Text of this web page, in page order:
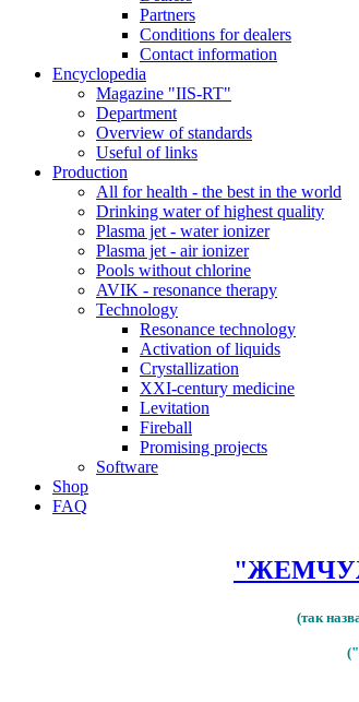
Partners
Conditions for dealers
Contact information
Encyclopedia
Magazine "IIS-RT"
Department
Overview of standards
Useful of links
Production
All for health - the best in the world
Drinking water of highest quality
Plasma jet - water ionizer
Plasma jet - air ionizer
Pools without chlorine
AVIK - resonance therapy
Technology
Resonance technology
Activation of liquids
Crystallization
XXI-century medicine
Levitation
Fireball
Promising projects
Software
Shop
FAQ
(так